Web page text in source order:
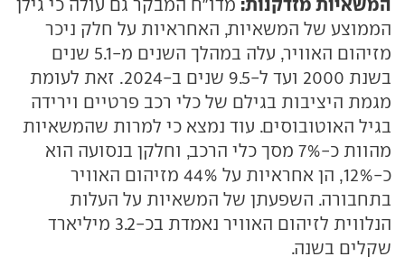
מדו"ח המבקר גם עולה כי גילן
הממוצע של המשאיות, האחראיות על חלק ניכר
מזיהום האוויר, עלה במהלך השנים מ-5.1 שנים
בשנת 2000 ועד ל-9.5 שנים ב-2024. זאת לעומת
מגמת היציבות בגילם של כלי רכב פרטיים וירידה
בגיל האוטובוסים. עוד נמצא כי למרות שהמשאיות
מהוות כ-7% מסך כלי הרכב, וחלקן בנסועה הוא
כ-12%, הן אחראיות על 44% מזיהום האוויר
בתחבורה. השפעתן של המשאיות על העלות
הנלווית לזיהום האוויר נאמדת בכ-3.2 מיליארד
שקלים בשנה.